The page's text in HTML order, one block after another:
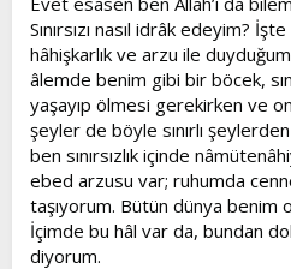
Sınırsızı nasıl idrâk edeyim?
hâhişkarlık ve arzu ile
âlemde benim gibi bir böcek,
yaşayıp ölmesi gerekirken ve
şeyler de böyle sınırlı
ben sınırsızlık içinde
ebed arzusu var; ruhumda
taşıyorum. Bütün dünya benim
İçimde bu hâl var da, bundan
diyorum.